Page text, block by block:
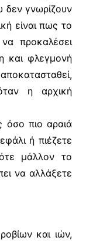
δεν γνωρίζουν
είναι πως το
προκαλέσει
και φλεγμονή
η αρχική
όσο πιο αραιά
ή πιέζετε
μάλλον το
να αλλάξετε
και ιών,